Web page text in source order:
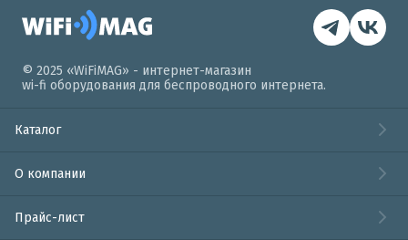
© 2025 «WiFiMAG» - интернет-магазин
wi-fi оборудования для беспроводного интернета.
Каталог
О компании
Прайс-лист